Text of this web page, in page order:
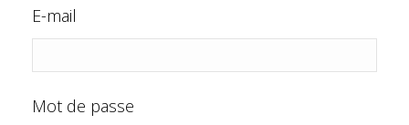
E-mail
Mot de passe